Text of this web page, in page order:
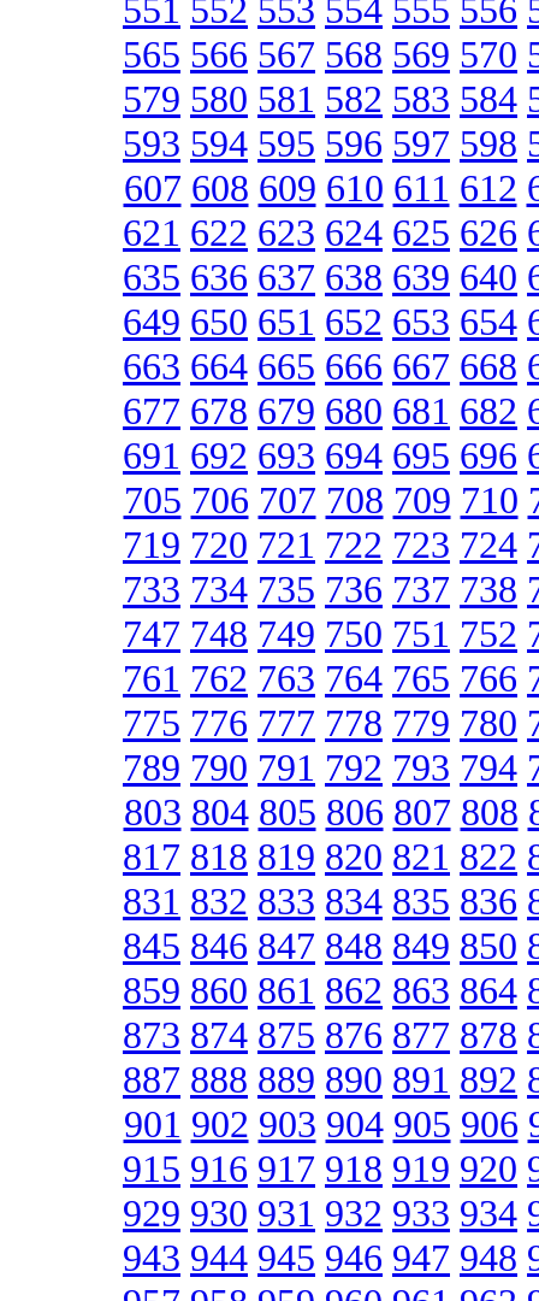
551 552 553 554 555 556
565 566 567 568 569 570
579 580 581 582 583 584
593 594 595 596 597 598
607 608 609 610 611 612
621 622 623 624 625 626
635 636 637 638 639 640
649 650 651 652 653 654
663 664 665 666 667 668
677 678 679 680 681 682
691 692 693 694 695 696
705 706 707 708 709 710
719 720 721 722 723 724
733 734 735 736 737 738
747 748 749 750 751 752
761 762 763 764 765 766
775 776 777 778 779 780
789 790 791 792 793 794
803 804 805 806 807 808
817 818 819 820 821 822
831 832 833 834 835 836
845 846 847 848 849 850
859 860 861 862 863 864
873 874 875 876 877 878
887 888 889 890 891 892
901 902 903 904 905 906
915 916 917 918 919 920
929 930 931 932 933 934
943 944 945 946 947 948